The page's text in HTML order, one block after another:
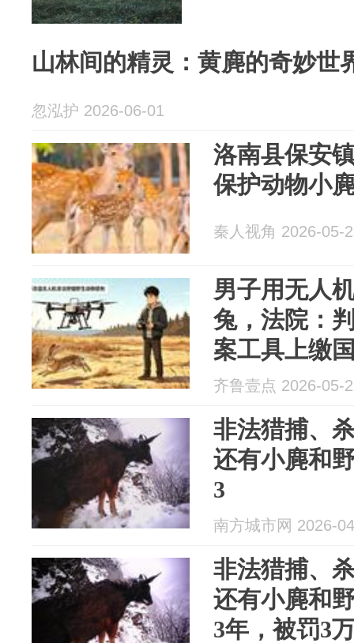
山林间的精灵：黄麂的奇妙世
忽泓护 2026-06-01
洛南县保安
保护动物小
秦人视角 2026-05-
男子用无人
兔，法院：
案工具上缴
齐鲁壹点 2026-05-
非法猎捕、
还有小麂和
3
南方城市网 2026-
非法猎捕、
还有小麂和
3年，被罚3